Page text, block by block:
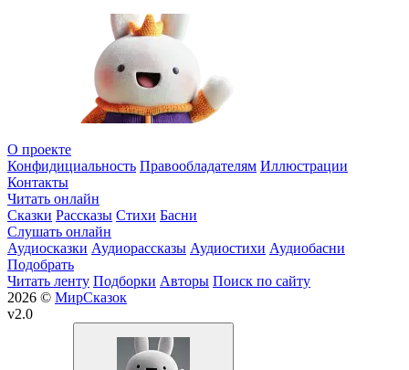
О проекте
Конфидициальность Правообладателям Иллюстрации
Контакты
Читать онлайн
Сказки Рассказы Стихи Басни
Слушать онлайн
Аудиосказки Аудиорассказы Аудиостихи Аудиобасни
Подобрать
Читать ленту Подборки Авторы Поиск по сайту
2026 © МирСказок
v2.0